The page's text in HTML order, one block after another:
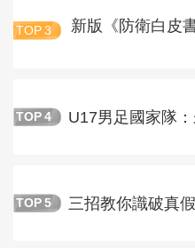
TOP 3 新版《防衛白皮
TOP 4 U17男足國家隊
TOP 5 三招教你識破真